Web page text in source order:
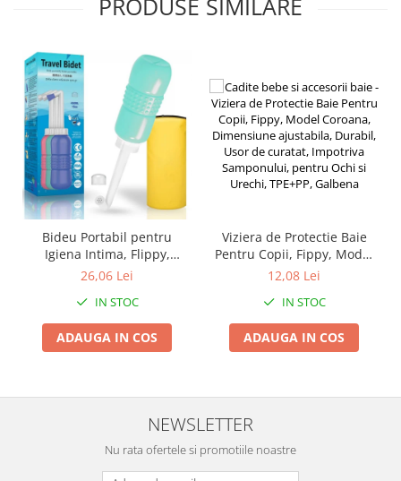
Instalatii de Craciun
luminos
Instalatii liniare/sir
Instalatii perdea
Instalatii plasa
Instalatii Solare
Instalatii turturi-franjuri
Liniare 220V
Perdea 220V
Plasa 220V
Turturi/Franjuri 220V
Diverse pentru casa si camping
Balamale si zavoare
Articole si accesorii birou
PRODUSE SIMILARE
Bideu Portabil pentru
Igiena Intima, Flippy,
pentru Postpartum/
Capac si Husa Galbena,
29.5x7 cm, Culoare
Recipient Verde
26,06 Lei
IN STOC
ADAUGA IN COS
Viziera de Protectie Baie
Pentru Copii, Fippy, Model
Coroana, Dimensiune
curatat, Impotriva
Samponului, pentru Ochi si
Urechi, TPE+PP, Galbena
12,08 Lei
IN STOC
ADAUGA IN COS
NEWSLETTER
Nu rata ofertele si promotiile noastre